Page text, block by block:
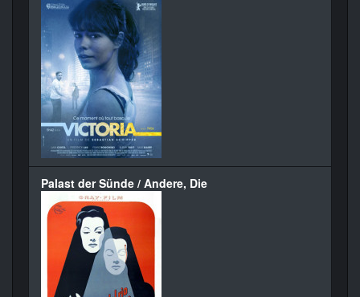
Palast der Sünde / Andere, Die